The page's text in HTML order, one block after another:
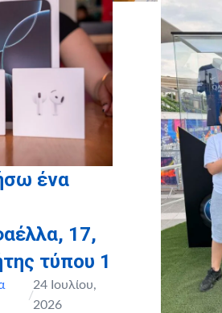
ένα
17,
τύπου 1
/
24 Ιουλίου,
2026